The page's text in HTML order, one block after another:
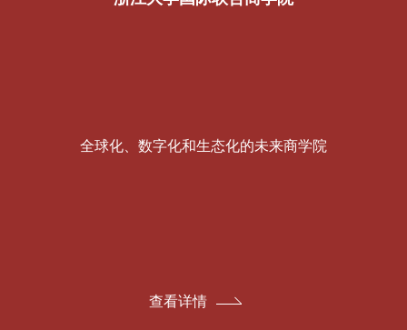
全球化、数字化和生态化的未来商学院
查看详情